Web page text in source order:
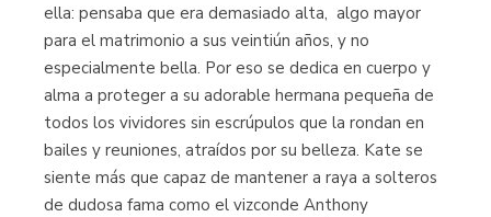
ella: pensaba que era demasiado alta, algo mayor
para el matrimonio a sus veintiún años, y no
especialmente bella. Por eso se dedica en cuerpo y
alma a proteger a su adorable hermana pequeña de
todos los vividores sin escrúpulos que la rondan en
bailes y reuniones, atraídos por su belleza. Kate se
siente más que capaz de mantener a raya a solteros
de dudosa fama como el vizconde Anthony